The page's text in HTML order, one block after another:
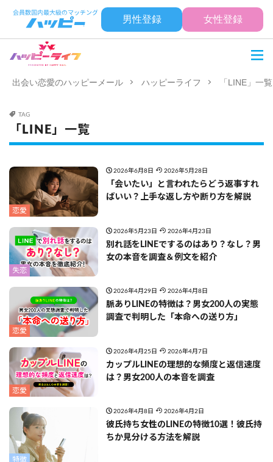
男性登録 女性登録
出会い恋愛のハッピーメール ハッピーライフ 「LINE」一覧
TAG
「LINE」一覧
恋愛
2026年6月8日 2026年5月28日
「会いたい」と言われたらどう返事すれ
ばいい？上手な返し方や断り方を解説
失恋
2026年5月23日 2026年4月23日
別れ話をLINEでするのはあり？なし？男
女の本音を調査＆例文を紹介
恋愛
2026年4月29日 2026年4月8日
脈ありLINEの特徴は？男女200人の実態
調査で判明した「本命への送り方」
恋愛
2026年4月25日 2026年4月7日
カップルLINEの理想的な頻度と返信速度
は？男女200人の本音を調査
特徴
2026年4月8日 2026年4月2日
彼氏持ち女性のLINEの特徴10選！彼氏持
ちか見分ける方法を解説